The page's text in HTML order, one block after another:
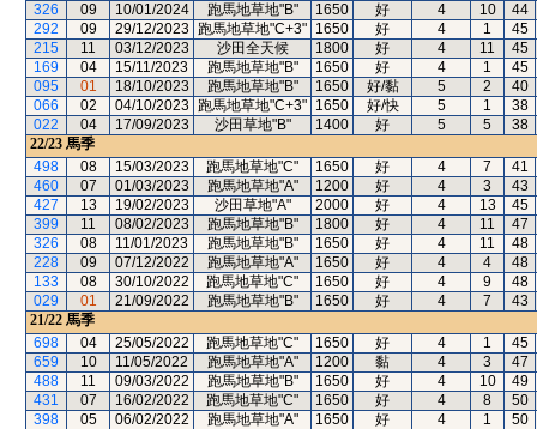
326
09 10/01/2024 跑馬地草地"B" 1650 好 4 10
44
292
09 29/12/2023 跑馬地草地"C+3" 1650 好 4 1
45
215
11 03/12/2023 沙田全天候 1800 好 4 11
45
169
04 15/11/2023 跑馬地草地"B" 1650 好 4 1
45
095
01 18/10/2023 跑馬地草地"B" 1650 好/黏 5 2
40
066
02 04/10/2023 跑馬地草地"C+3" 1650 好/快 5 1
38
022
04 17/09/2023 沙田草地"B" 1400 好 5 5
38
22/23 馬季
498
08 15/03/2023 跑馬地草地"C" 1650 好 4 7
41
460
07 01/03/2023 跑馬地草地"A" 1200 好 4 3
43
427
13 19/02/2023 沙田草地"A" 2000 好 4 13
45
399
11 08/02/2023 跑馬地草地"B" 1800 好 4 11
47
326
08 11/01/2023 跑馬地草地"B" 1650 好 4 11
48
228
09 07/12/2022 跑馬地草地"A" 1650 好 4 4
48
133
08 30/10/2022 跑馬地草地"C" 1650 好 4 9
48
029
01 21/09/2022 跑馬地草地"B" 1650 好 4 7
43
21/22 馬季
698
04 25/05/2022 跑馬地草地"C" 1650 好 4 1
45
659
10 11/05/2022 跑馬地草地"A" 1200 黏 4 3
47
488
11 09/03/2022 跑馬地草地"B" 1650 好 4 10
49
431
07 16/02/2022 跑馬地草地"C" 1650 好 4 8
50
398
05 06/02/2022 跑馬地草地"A" 1650 好 4 1
50